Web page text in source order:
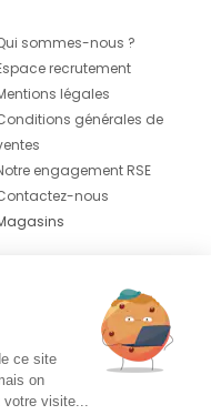
sommes-nous ?
recrutement
légales
générales de
engagement RSE
nous
ce site
on
visite...